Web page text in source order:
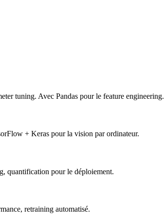
tuning. Avec Pandas pour le feature engineering.
+ Keras pour la vision par ordinateur.
quantification pour le déploiement.
retraining automatisé.